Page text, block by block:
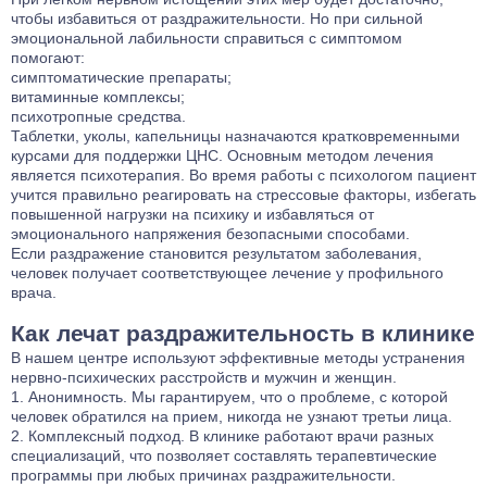
чтобы избавиться от раздражительности. Но при сильной
эмоциональной лабильности справиться с симптомом
помогают:
симптоматические препараты;
витаминные комплексы;
психотропные средства.
Таблетки, уколы, капельницы назначаются кратковременными
курсами для поддержки ЦНС. Основным методом лечения
является психотерапия. Во время работы с психологом пациент
учится правильно реагировать на стрессовые факторы, избегать
повышенной нагрузки на психику и избавляться от
эмоционального напряжения безопасными способами.
Если раздражение становится результатом заболевания,
человек получает соответствующее лечение у профильного
врача.
Как лечат раздражительность в клинике
В нашем центре используют эффективные методы устранения
нервно-психических расстройств и мужчин и женщин.
Анонимность. Мы гарантируем, что о проблеме, с которой
человек обратился на прием, никогда не узнают третьи лица.
Комплексный подход. В клинике работают врачи разных
специализаций, что позволяет составлять терапевтические
программы при любых причинах раздражительности.